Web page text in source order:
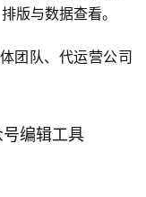
版与数据查看。
团队、代运营公司
编辑工具